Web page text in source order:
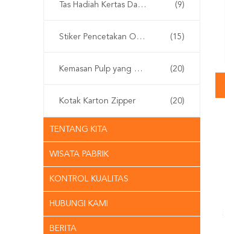
Tas Hadiah Kertas Daur Ulang (9)
Stiker Pencetakan Offset (15)
Kemasan Pulp yang Dibentuk (20)
Kotak Karton Zipper (20)
TENTANG KITA
WISATA PABRIK
KONTROL KUALITAS
HUBUNGI KAMI
BERITA